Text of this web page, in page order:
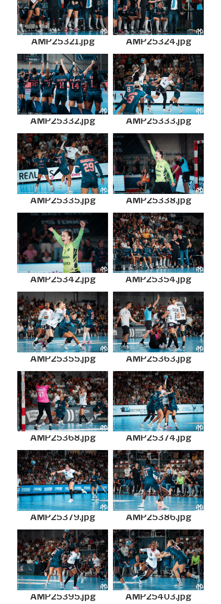
AMP25321.jpg AMP25324.jpg
AMP25332.jpg AMP25333.jpg
AMP25335.jpg AMP25338.jpg
AMP25342.jpg AMP25354.jpg
AMP25355.jpg AMP25363.jpg
AMP25368.jpg AMP25374.jpg
AMP25379.jpg AMP25386.jpg
AMP25395.jpg AMP25403.jpg